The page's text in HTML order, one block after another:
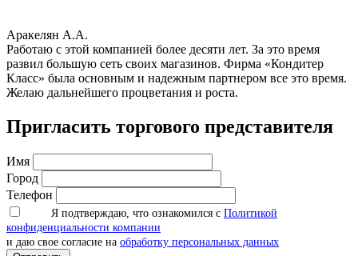
Аракелян А.А.
Работаю с этой компанией более десяти лет. За это время
развил большую сеть своих магазинов. Фирма «Кондитер
Класс» была основным и надежным партнером все это время.
Желаю дальнейшего процветания и роста.
Пригласить торгового представителя
Имя
Город
Телефон
Я подтверждаю, что ознакомился с Политикой
конфиденциальности компании
и даю свое согласие на обработку персональных данных